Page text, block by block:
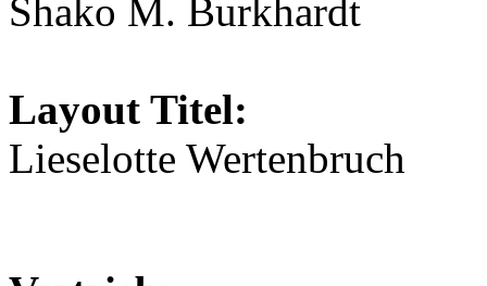
Shako M. Burkhardt
Layout Titel:
Lieselotte Wertenbruch